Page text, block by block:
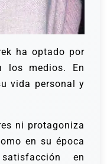
ha optado por
los medios. En
vida personal y
ni protagoniza
en su época
en